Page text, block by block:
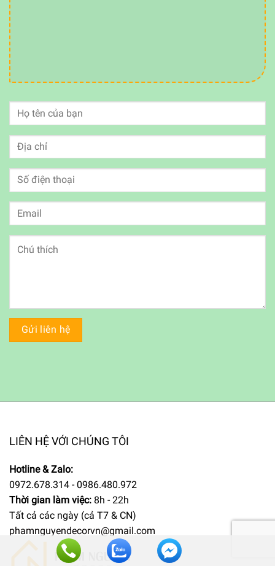
LIÊN HỆ VỚI CHÚNG TÔI
Hotline & Zalo:
0972.678.314 - 0986.480.972
Thời gian làm việc: 8h - 22h
Tất cả các ngày (cả T7 & CN)
phamnguyendecorvn@gmail.com